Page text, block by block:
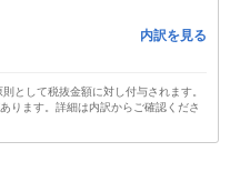
内訳を見る
として税抜金額に対し付与されます。
ります。詳細は内訳からご確認くださ